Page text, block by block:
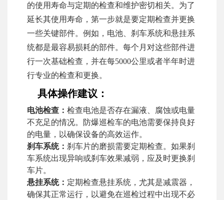
的使用寿命与定期的检查和维护密切相关。为了
延长其使用寿命，第一步就是要定期检查并更换
一些关键部件。例如，电池、刹车系统和悬挂系
统都是最容易损耗的部件。每个月对这些部件进
行一次基础检查，并在每5000公里或者半年时进
行专业的检查和更换。
具体操作建议：
电池检查： 检查电池是否存在漏液、腐蚀或电量
不充足的情况。防爆巡检车的电池需要保持良好
的电量，以确保设备的高效运作。
刹车系统： 刹车片的磨损需要定期检查。如果刹
车系统出现异响或刹车效果减弱，应及时更换刹
车片。
悬挂系统： 定期检查悬挂系统，尤其是减震器，
确保其正常运行，以避免在巡检过程中出现不必